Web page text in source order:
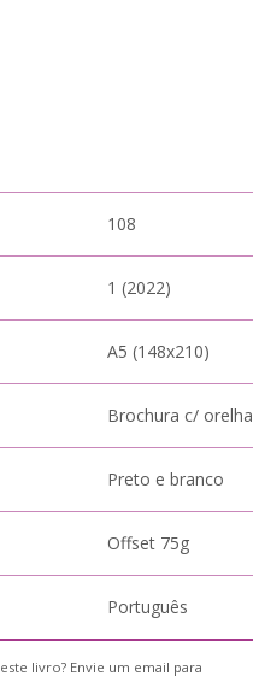
108
1 (2022)
A5 (148x210)
Brochura c/ orelha
Preto e branco
Offset 75g
Português
livro? Envie um email para